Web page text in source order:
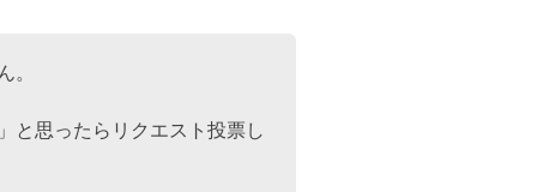
と思ったらリクエスト投票し